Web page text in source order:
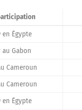
en Égypte
au Gabon
Cameroun
Cameroun
en Égypte